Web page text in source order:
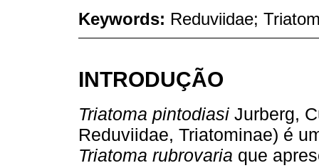
Keywords: Reduviidae;
INTRODUÇÃO
Triatoma pintodiasi Jurberg,
Reduviidae, Triatominae) é
Triatoma rubrovaria que